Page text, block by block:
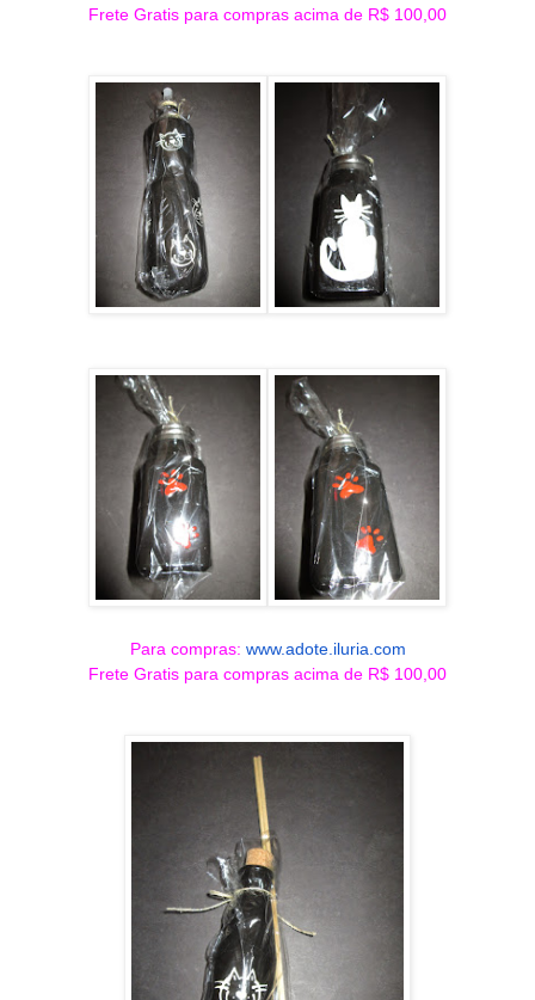
Frete Gratis para compras acima de R$ 100,00
Para compras: www.adote.iluria.com
Frete Gratis para compras acima de R$ 100,00